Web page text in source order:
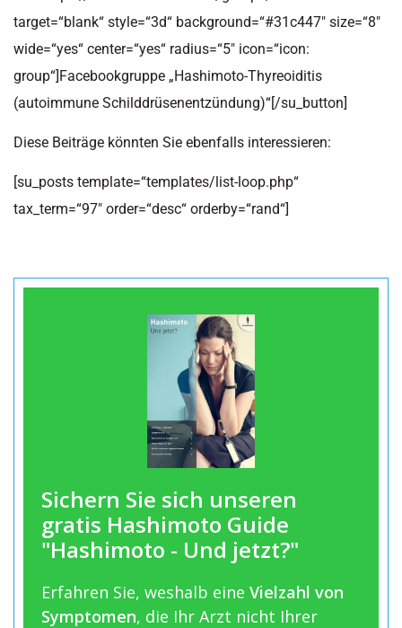
target=“blank“ style=“3d“ background=“#31c447″ size=“8″
wide=“yes“ center=“yes“ radius=“5″ icon=“icon:
group“]Facebookgruppe „Hashimoto-Thyreoiditis
(autoimmune Schilddrüsenentzündung)“[/su_button]
Diese Beiträge könnten Sie ebenfalls interessieren:
[su_posts template=“templates/list-loop.php“
tax_term=“97″ order=“desc“ orderby=“rand“]
Sichern Sie sich unseren
gratis Hashimoto Guide
"Hashimoto - Und jetzt?"
Erfahren Sie, weshalb eine Vielzahl von
Symptomen, die Ihr Arzt nicht Ihrer